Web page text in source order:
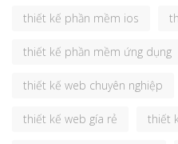
thiết kế phần mềm ios
thiết kế phần mềm ứng dụng
thiết kế web chuyên nghiệp
thiết kế web gía rẻ thiết